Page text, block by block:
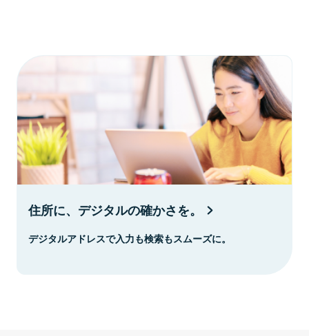
住所に、デジタルの確かさを。
デジタルアドレスで入力も検索もスムーズに。